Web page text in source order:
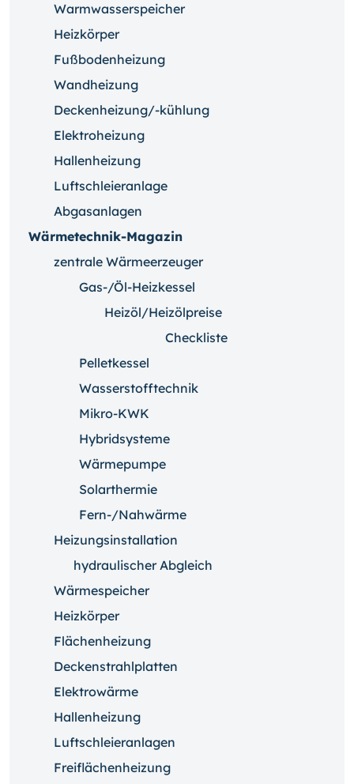
Warmwasserspeicher
Heizkörper
Fußbodenheizung
Wandheizung
Deckenheizung/-kühlung
Elektroheizung
Hallenheizung
Luftschleieranlage
Abgasanlagen
Wärmetechnik-Magazin
zentrale Wärmeerzeuger
Gas-/Öl-Heizkessel
Heizöl/Heizölpreise
Checkliste
Pelletkessel
Wasserstofftechnik
Mikro-KWK
Hybridsysteme
Wärmepumpe
Solarthermie
Fern-/Nahwärme
Heizungsinstallation
hydraulischer Abgleich
Wärmespeicher
Heizkörper
Flächenheizung
Deckenstrahlplatten
Elektrowärme
Hallenheizung
Luftschleieranlagen
Freiflächenheizung